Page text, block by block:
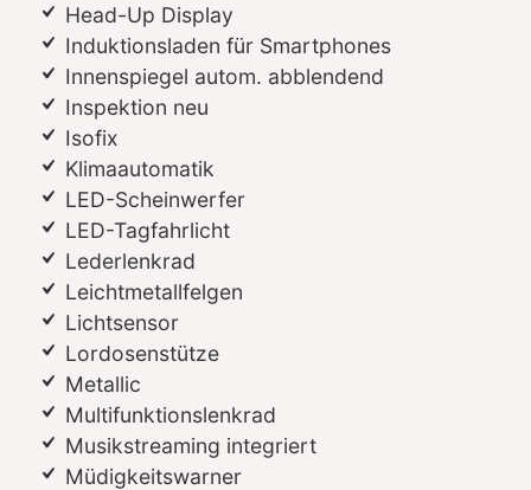
Head-Up Display
Induktionsladen für Smartphones
Innenspiegel autom. abblendend
Inspektion neu
Isofix
Klimaautomatik
LED-Scheinwerfer
LED-Tagfahrlicht
Lederlenkrad
Leichtmetallfelgen
Lichtsensor
Lordosenstütze
Metallic
Multifunktionslenkrad
Musikstreaming integriert
Müdigkeitswarner